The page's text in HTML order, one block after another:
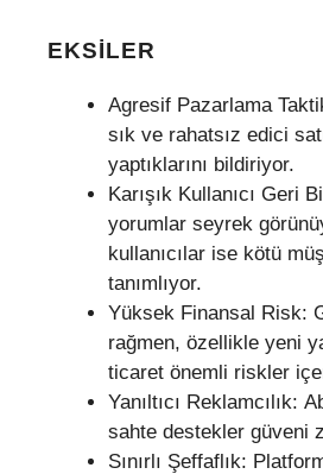
EKSILER
Agresif Pazarlama
sık ve rahatsız edici
yaptıklarını bildiriyor.
Karışık Kullanıcı Geri
yorumlar seyrek
kullanıcılar ise kötü
tanımlıyor.
Yüksek Finansal Risk:
rağmen, özellikle yeni
ticaret önemli riskler
Yanıltıcı Reklamcılık:
sahte destekler güveni
Sınırlı Şeffaflık: